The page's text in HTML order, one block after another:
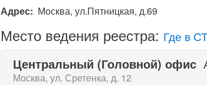
Адрес: Москва, ул.Пятницкая, д.69
Место ведения реестра: Где в
Центральный (Головной) офис
Москва, ул. Сретенка, д. 12